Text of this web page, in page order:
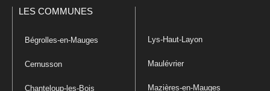
LES COMMUNES
Bégrolles-en-Mauges
Cernusson
Chanteloup-les-Bois
Lys-Haut-Layon
Maulévrier
Mazières-en-Mauges